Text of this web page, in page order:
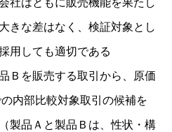
社はともに販売機能を果たし
きな差はなく、検証対象とし
用しても適切である
Ｂを販売する取引から、原価
内部比較対象取引の候補を
製品Ａと製品Ｂは、性状・構